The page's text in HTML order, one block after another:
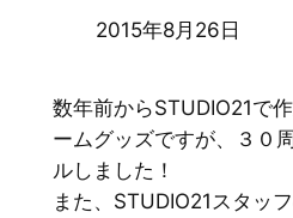
2015年8月26日
数年前からSTUDIO21で
ームグッズですが、３０
ルしました！
また、STUDIO21スタッ